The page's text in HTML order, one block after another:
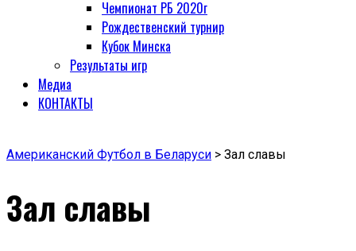
Чемпионат РБ 2020г
Рождественский турнир
Кубок Минска
Результаты игр
Медиа
КОНТАКТЫ
Американский Футбол в Беларуси > Зал славы
Зал славы